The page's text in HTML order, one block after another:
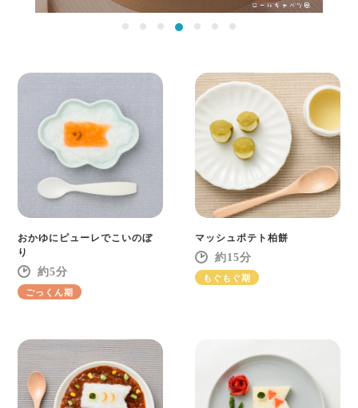
おかゆにピューレでこいのぼ
り
5
ごっくん期
マッシュポテト柏餅
15
もぐもぐ期